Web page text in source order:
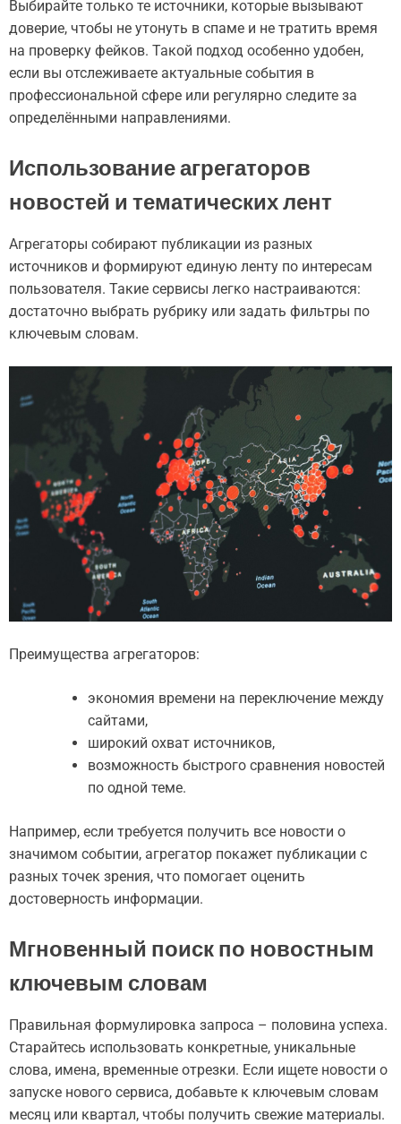
Выбирайте только те источники, которые вызывают
доверие, чтобы не утонуть в спаме и не тратить время
на проверку фейков. Такой подход особенно удобен,
если вы отслеживаете актуальные события в
профессиональной сфере или регулярно следите за
определёнными направлениями.
Использование агрегаторов
новостей и тематических лент
Агрегаторы собирают публикации из разных
источников и формируют единую ленту по интересам
пользователя. Такие сервисы легко настраиваются:
достаточно выбрать рубрику или задать фильтры по
ключевым словам.
Преимущества агрегаторов:
экономия времени на переключение между
сайтами,
широкий охват источников,
возможность быстрого сравнения новостей
по одной теме.
Например, если требуется получить все новости о
значимом событии, агрегатор покажет публикации с
разных точек зрения, что помогает оценить
достоверность информации.
Мгновенный поиск по новостным
ключевым словам
Правильная формулировка запроса – половина успеха.
Старайтесь использовать конкретные, уникальные
слова, имена, временные отрезки. Если ищете новости о
запуске нового сервиса, добавьте к ключевым словам
месяц или квартал, чтобы получить свежие материалы.